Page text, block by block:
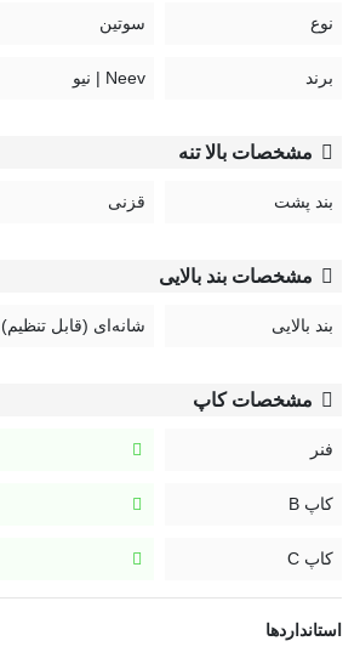
نوع سوتین
برند Neev | نیو
مشخصات بالا تنه
بند پشت قزنی
مشخصات بند بالایی
بند بالایی شانه‌ای (قابل تنظیم)
مشخصات کاپ
فنر
کاپ B
کاپ C
استانداردها